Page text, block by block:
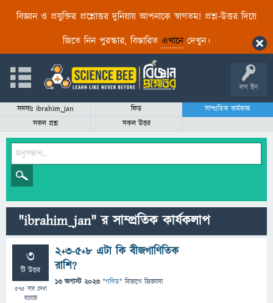
বিজ্ঞান ও প্রযুক্তির প্রশ্নোত্তর দুনিয়ায় আপনাকে স্বাগতম! প্রশ্ন-উত্তর দিয়ে
জিতে নিন পুরস্কার, বিস্তারিত এখানেদেখুন।
লগ ইন
সদস্যঃ ibrahim_jan ফিড
সাম্প্রতিক কর্মকান্ড
সকল প্রশ্ন
সকল উত্তর
"ibrahim_jan" র সাম্প্রতিক কার্যকলাপ
3
টি উত্তর
575বার দেখা
হয়েছে
2+3-5+8 এটা কি বীজগাণিতিক
রাশি?
13 অগাস্ট 2023 "গণিত" বিভাগে জিজ্ঞাসা